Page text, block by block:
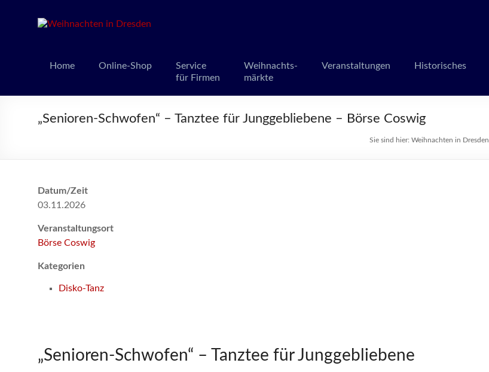
Home Online-Shop
Service
für Firmen
Weihnachts-
märkte
Veranstaltungen Historisches
„Senioren-Schwofen“ – Tanztee für Junggebliebene – Börse Coswig
Sie sind hier: Weihnachten in Dresden
Datum/Zeit
03.11.2026
Veranstaltungsort
Börse Coswig
Kategorien
Disko-Tanz
„Senioren-Schwofen“ – Tanztee für Junggebliebene